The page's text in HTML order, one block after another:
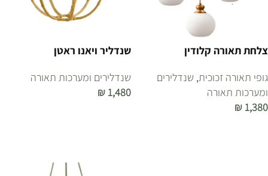
צלחת תאורה קלודין
גופי תאורה זכוכית, שנדלירים
ומערכות תאורה
₪ 1,380
שנדליר ויאנו ראטן
שנדלירים ומערכות תאורה
₪ 1,480